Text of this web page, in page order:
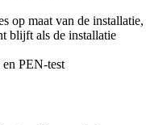
op maat van de installatie,
blijft als de installatie
PEN-test